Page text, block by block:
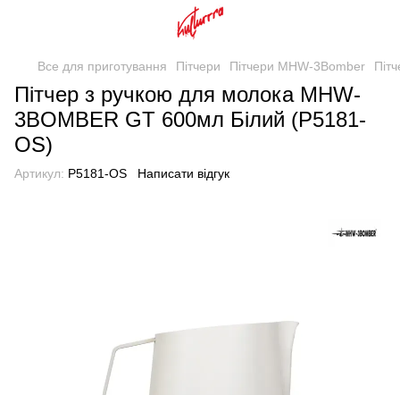
Все для приготування Пітчери Пітчери MHW-3Bomber
Пітчер з ручкою для молока MHW-
3BOMBER GT 600мл Білий (P5181-
OS)
Артикул: P5181-OS Написати відгук